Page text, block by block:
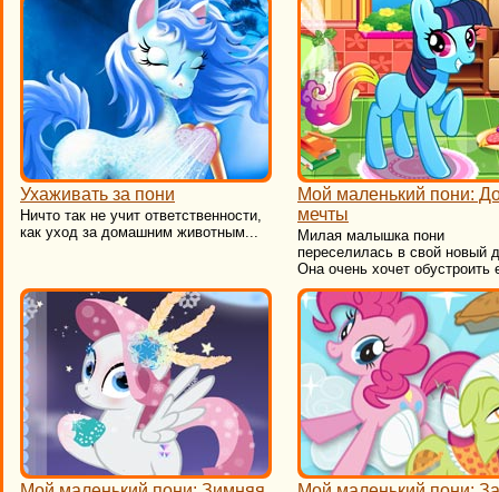
Ухаживать за пони
Ничто так не учит ответственности,
как уход за домашним животным...
Мой маленький пони:
мечты
Милая малышка пони
переселилась в свой новый
Она очень хочет обустроить